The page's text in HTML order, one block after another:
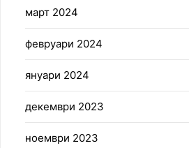
март 2024
февруари 2024
януари 2024
декември 2023
ноември 2023